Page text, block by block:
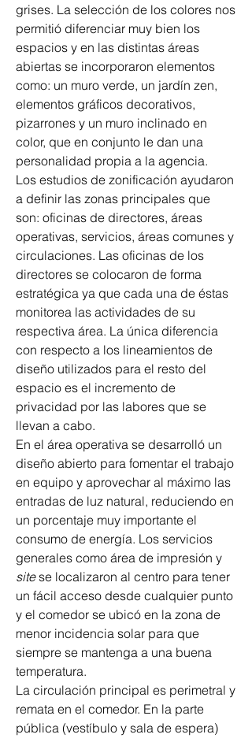
grises. La selección de los colores nos
permitió diferenciar muy bien los
espacios y en las distintas áreas
abiertas se incorporaron elementos
como: un muro verde, un jardín zen,
elementos gráficos decorativos,
pizarrones y un muro inclinado en
color, que en conjunto le dan una
personalidad propia a la agencia.
Los estudios de zonificación ayudaron
a definir las zonas principales que
son: oficinas de directores, áreas
operativas, servicios, áreas comunes y
circulaciones. Las oficinas de los
directores se colocaron de forma
estratégica ya que cada una de éstas
monitorea las actividades de su
respectiva área. La única diferencia
con respecto a los lineamientos de
diseño utilizados para el resto del
espacio es el incremento de
privacidad por las labores que se
llevan a cabo.
En el área operativa se desarrolló un
diseño abierto para fomentar el trabajo
en equipo y aprovechar al máximo las
entradas de luz natural, reduciendo en
un porcentaje muy importante el
consumo de energía. Los servicios
site se localizaron al centro para tener
un fácil acceso desde cualquier punto
y el comedor se ubicó en la zona de
menor incidencia solar para que
siempre se mantenga a una buena
temperatura.
La circulación principal es perimetral y
remata en el comedor. En la parte
pública (vestíbulo y sala de espera)